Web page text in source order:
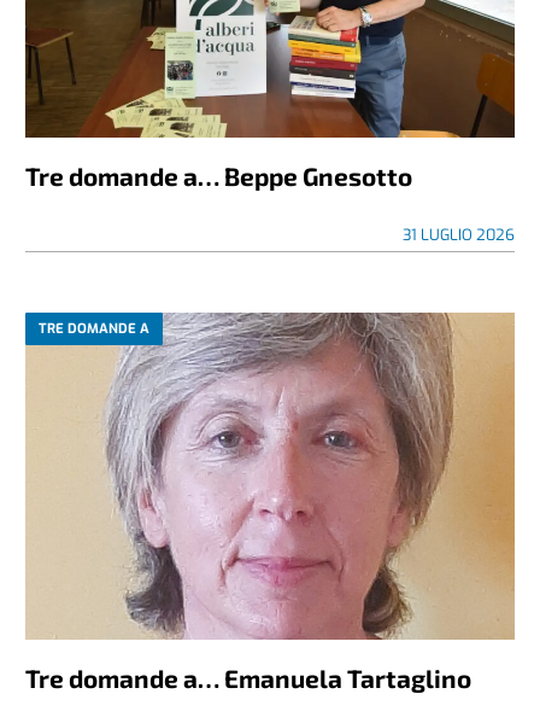
Tre domande a… Beppe Gnesotto
31 LUGLIO 2026
TRE DOMANDE A
Tre domande a… Emanuela Tartaglino